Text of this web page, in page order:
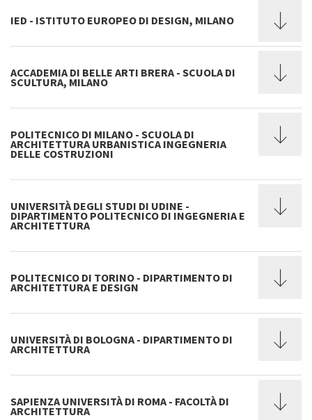
IED - ISTITUTO EUROPEO DI DESIGN, MILANO
ACCADEMIA DI BELLE ARTI BRERA - SCUOLA DI
SCULTURA, MILANO
POLITECNICO DI MILANO - SCUOLA DI
ARCHITETTURA URBANISTICA INGEGNERIA
DELLE COSTRUZIONI
UNIVERSITÀ DEGLI STUDI DI UDINE -
DIPARTIMENTO POLITECNICO DI INGEGNERIA E
ARCHITETTURA
POLITECNICO DI TORINO - DIPARTIMENTO DI
ARCHITETTURA E DESIGN
UNIVERSITÀ DI BOLOGNA - DIPARTIMENTO DI
ARCHITETTURA
SAPIENZA UNIVERSITÀ DI ROMA - FACOLTÀ DI
ARCHITETTURA